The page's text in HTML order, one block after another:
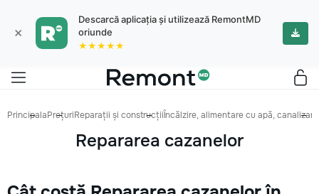
×
Descarcă aplicația și utilizează RemontMD
oriunde
★★★★★
PrincipalaPrețuriReparații și construcțiiÎncălzire, alimentare cu apă, canalizare
Repararea cazanelor